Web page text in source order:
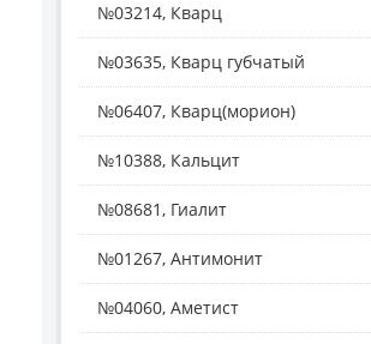
№03214, Кварц
№03635, Кварц губчатый
№06407, Кварц(морион)
№10388, Кальцит
№08681, Гиалит
№01267, Антимонит
№04060, Аметист